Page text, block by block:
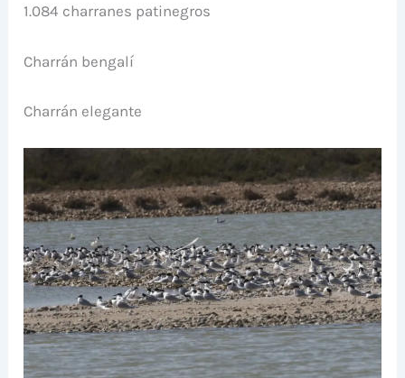
1.084 charranes patinegros
Charrán bengalí
Charrán elegante